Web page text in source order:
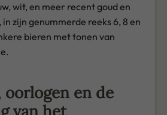
wit, en meer recent goud en
zijn genummerde reeks 6, 8 en
bieren met tonen van
oorlogen en de